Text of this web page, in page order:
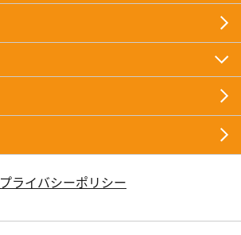
プライバシーポリシー